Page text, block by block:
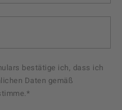
bestätige ich, dass ich
Daten gemäß